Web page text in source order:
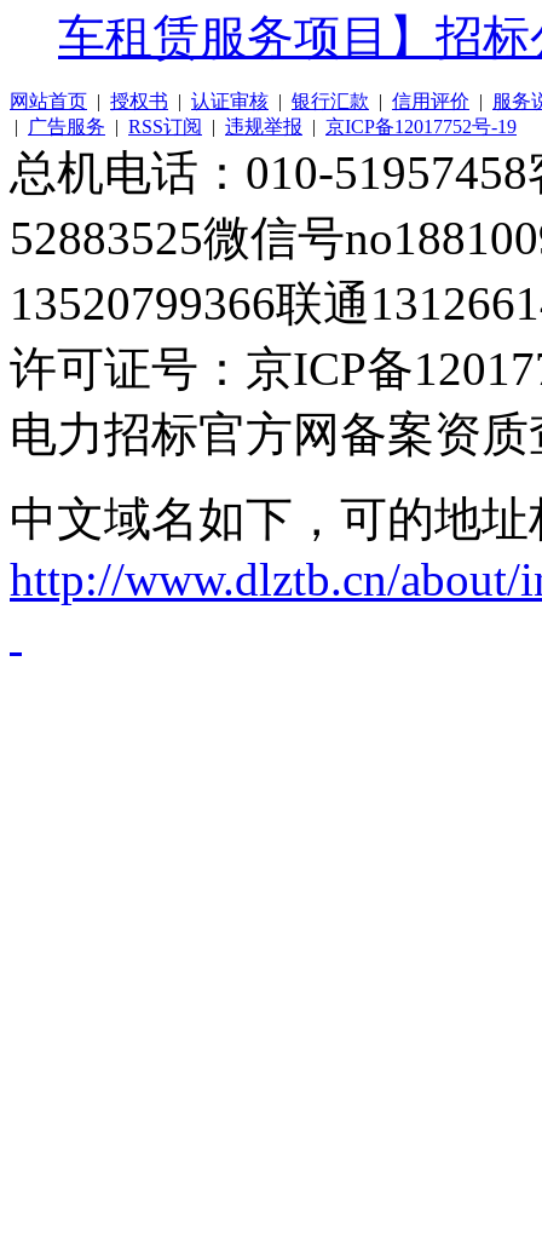
车租赁服务项目】招标
网站首页 | 授权书 | 认证审核 | 银行汇款 | 信用评价 |
服务
|
广告服务 | RSS订阅 | 违规举报 | 京ICP备12017752号-19
总机电话：010-
52883525微信号
13520799366联通
许可证号：京ICP备
电力招标官方网备案资质
中文域名如下，可的地
http://www.dlztb.cn/about/